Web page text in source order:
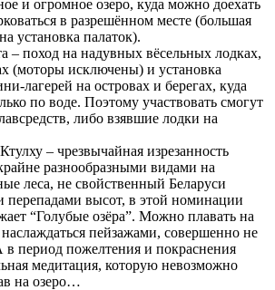
и огромное озеро, куда можно доехать
в разрешённом месте (большая
установка палаток).
– поход на надувных вёсельных лодках,
(моторы исключены) и установка
лагерей на островах и берегах, куда
по воде. Поэтому участвовать смогут
либо взявшие лодки на
– чрезвычайная изрезанность
разнообразными видами на
леса, не свойственный Беларуси
перепадами высот, в этой номинации
“Голубые озёра”. Можно плавать на
пейзажами, совершенно не
период пожелтения и покраснения
медитация, которую невозможно
на озеро…